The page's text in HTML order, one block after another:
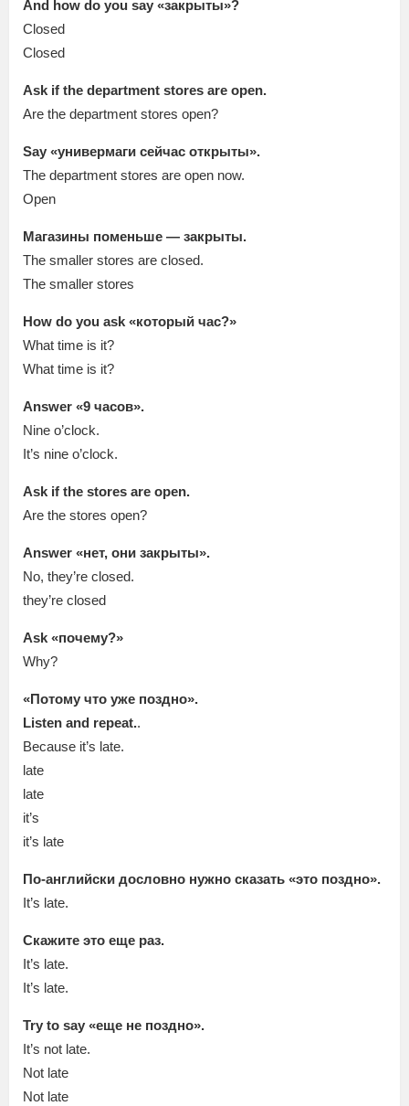
And how do you say «закрыты»?
Closed
Closed
Ask if the department stores are open.
Are the department stores open?
Say «универмаги сейчас открыты».
The department stores are open now.
Open
Магазины поменьше — закрыты.
The smaller stores are closed.
The smaller stores
How do you ask «который час?»
What time is it?
What time is it?
Answer «9 часов».
Nine o’clock.
It’s nine o’clock.
Ask if the stores are open.
Are the stores open?
Answer «нет, они закрыты».
No, they’re closed.
they’re closed
Ask «почему?»
Why?
«Потому что уже поздно».
Listen and repeat..
Because it’s late.
late
late
it’s
it’s late
По-английски дословно нужно сказать «это поздно».
It’s late.
Скажите это еще раз.
It’s late.
It’s late.
Try to say «еще не поздно».
It’s not late.
Not late
Not late